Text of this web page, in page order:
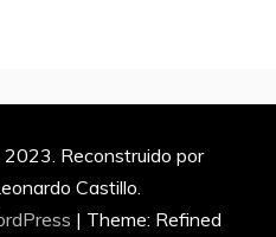
Reconstruido por
Castillo.
| Theme: Refined